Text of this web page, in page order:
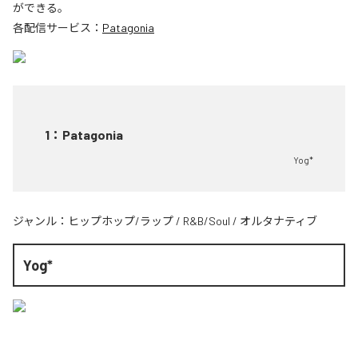
ができる。
各配信サービス： Patagonia
1 ： Patagonia
Yog*
ジャンル： ヒップホップ/ラップ / R&B/Soul / オルタナティブ
Yog*